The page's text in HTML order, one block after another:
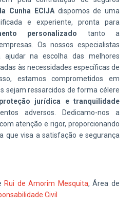
Cunha ECIJAdispomos de uma
e experiente, pronta para
personalizado tanto a
Os nossos especialistas
ajudar na escolha das melhores
às necessidades específicas de
estamos comprometidos em
sejam ressarcidos de forma célere
proteção jurídica e tranquilidade
adversos. Dedicamo-nos a
atenção e rigor, proporcionando
que visa a satisfação e segurança
Rui de Amorim Mesquita, Área de
Civil